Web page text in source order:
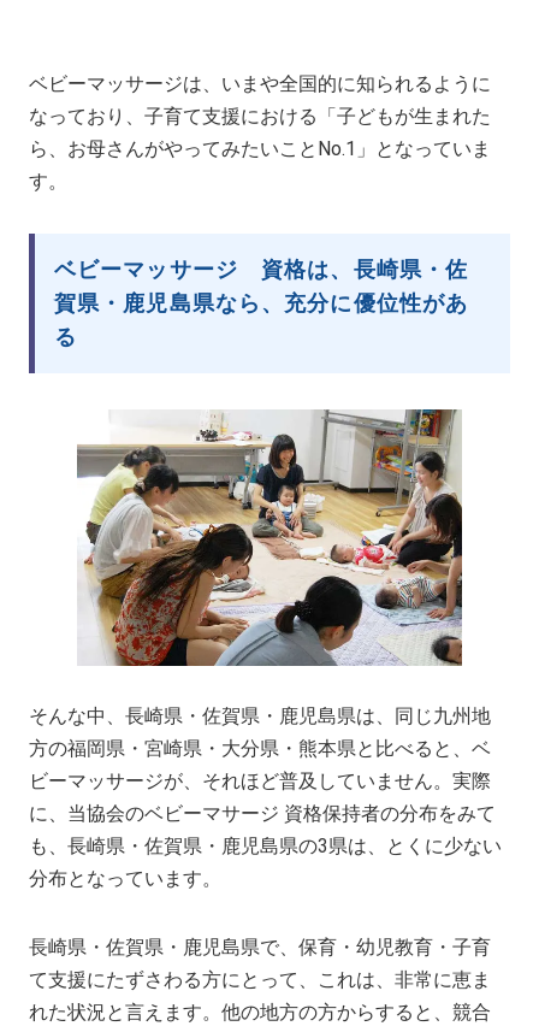
ベビーマッサージは、いまや全国的に知られるように
なっており、子育て支援における「子どもが生まれた
ら、お母さんがやってみたいことNo.1」となっていま
す。
ベビーマッサージ 資格は、長崎県・佐
賀県・鹿児島県なら、充分に優位性があ
る
そんな中、長崎県・佐賀県・鹿児島県は、同じ九州地
方の福岡県・宮崎県・大分県・熊本県と比べると、ベ
ビーマッサージが、それほど普及していません。実際
に、当協会のベビーマサージ 資格保持者の分布をみて
も、長崎県・佐賀県・鹿児島県の3県は、とくに少ない
分布となっています。
長崎県・佐賀県・鹿児島県で、保育・幼児教育・子育
て支援にたずさわる方にとって、これは、非常に恵ま
れた状況と言えます。他の地方の方からすると、競合